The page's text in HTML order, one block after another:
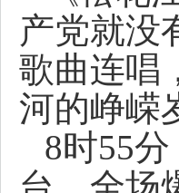
产党就没
歌曲连唱
河的峥嵘
8时55